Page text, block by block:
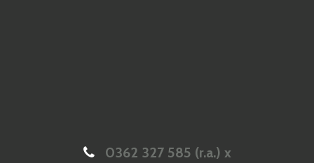
0362 327 585 (r.a.) x